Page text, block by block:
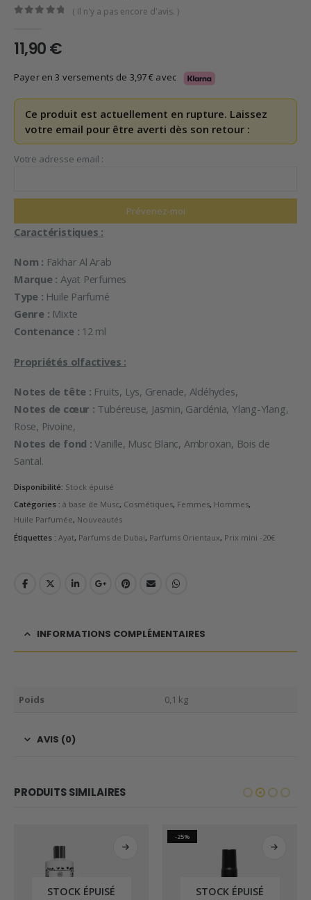
( Il n'y a pas encore d'avis. )
11,90€
Payer en 3 versements de 3,97€ avec
Ce produit est actuellement en rupture. Laissez
votre email pour être averti dès son retour :
Votre adresse email :
Caractéristiques :
Nom : Fakhar Al Arab
Marque : Ayat Perfumes
Type : Huile Parfumé
Genre : Mixte
Contenance : 12 ml
Propriétés olfactives :
Notes de tête : Fruits, Lys, Grenade, Aldéhydes,
Notes de cœur : Tubéreuse, Jasmin, Gardénia, Ylang-Ylang,
Rose, Pivoine,
Notes de fond : Vanille, Musc Blanc, Ambroxan, Bois de
Santal.
Disponibilité: Stock épuisé
Catégories : à base de Musc, Cosmétiques, Femmes, Hommes,
Huile Parfumée, Nouveautés
Étiquettes : Ayat, Parfums de Dubai, Parfums Orientaux, Prix mini -20€
INFORMATIONS COMPLÉMENTAIRES
Poids 0,1 kg
AVIS (0)
PRODUITS SIMILAIRES
STOCK ÉPUISÉ
-25%
STOCK ÉPUISÉ